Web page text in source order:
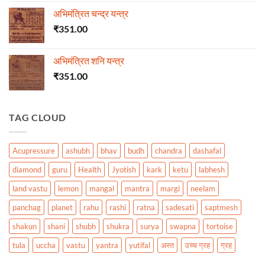
अभिमंत्रित चन्द्र यन्त्र
₹351.00
अभिमंत्रित शनि यन्त्र
₹351.00
TAG CLOUD
Acupressure ashubh bhav budh chandra
dashafal
diamond
guru Health Jyotish kark ketu
labhesh
land vastu
lemon mangal mantra margi
neelam
panchag
planet rahu rashi ratna sadesati
saptmesh
shakun
shani shubh shukra surya swapna
tortoise
tula
uccha vastu yantra yutifal अस्त उच्च ग्रह ग्रह